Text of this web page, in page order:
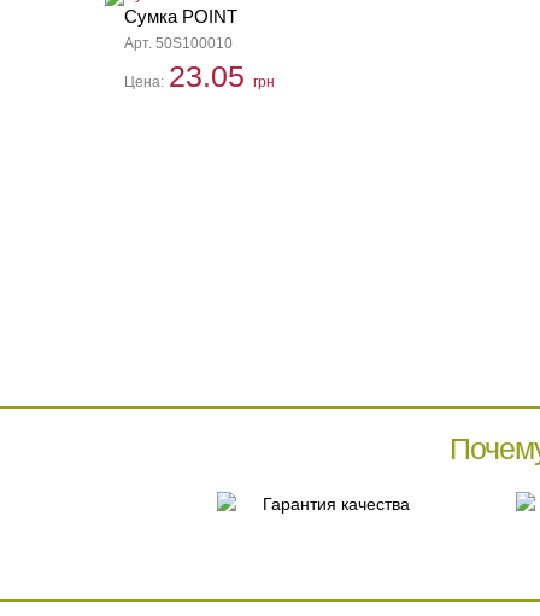
Сумка POINT
Арт. 50S100010
Цена: 23.05 грн
Гарантия качества